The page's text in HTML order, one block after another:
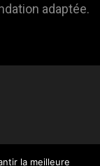
adaptée.
la meilleure